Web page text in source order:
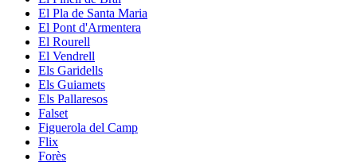
El Pla de Santa Maria
El Pont d'Armentera
El Rourell
El Vendrell
Els Garidells
Els Guiamets
Els Pallaresos
Falset
Figuerola del Camp
Flix
Forès